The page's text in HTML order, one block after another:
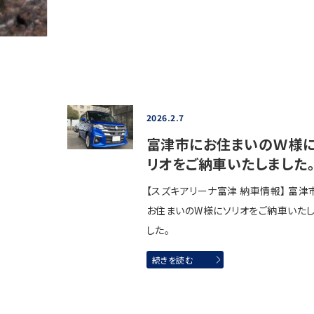
2026.2.7
富津市にお住まいのＷ様
リオをご納車いたしました。
【スズキアリーナ富津 納車情報】 富津
お住まいのW様にソリオをご納車いた
した。
続きを読む